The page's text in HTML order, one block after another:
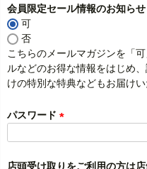
会員限定セール情報のお知らせ
可
否
こちらのメールマガジンを「
ルなどのお得な情報をはじめ
けの特別な特典などもお届けい
パスワード
須
店頭受け取りをご利用の方は店